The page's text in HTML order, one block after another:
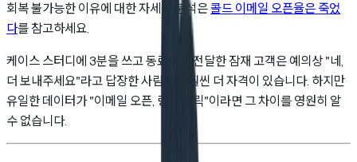
회복 불가능한 이유에 대한 자세한 분석은콜드 이메일 오픈율은 죽었
다를 참고하세요.
케이스 스터디에 3분을 쓰고 동료에게 전달한 잠재 고객은 예의상 "네,
더 보내주세요"라고 답장한 사람보다 훨씬 더 자격이 있습니다. 하지만
유일한 데이터가 "이메일 오픈, 링크 클릭"이라면 그 차이를 영원히 알
수 없습니다.